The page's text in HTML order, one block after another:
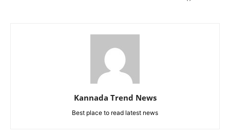
Kannada Trend News
Best place to read latest news